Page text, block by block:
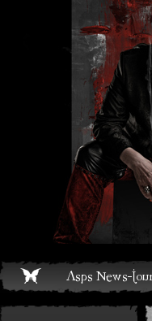
Live und Termine